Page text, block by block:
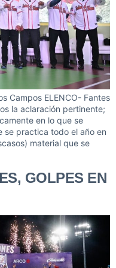
Campos ELENCO- Fantes
la aclaración pertinente;
en lo que se
se practica todo el año en
material que se
GOLPES EN